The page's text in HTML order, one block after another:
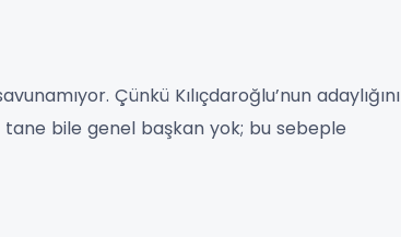
Çünkü Kılıçdaroğlu’nun adaylığını
tane bile genel başkan yok; bu sebeple